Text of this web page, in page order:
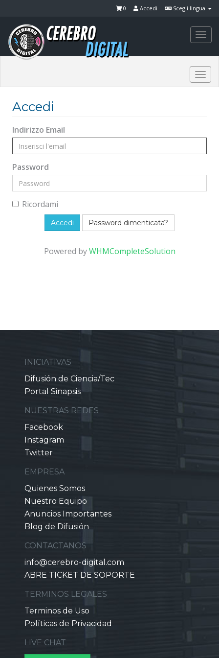
Scegli lingua
Accedi
0
Accedi
Indirizzo Email
Password
Ricordami
Password dimenticata?
Powered byWHMCompleteSolution
INICIATIVAS
Difusión de Ciencia/Tec
Portal Sinapsis
NUESTRAS REDES
Facebook
Instagram
Twitter
EMPRESA
Quienes Somos
Nuestro Equipo
Anuncios Importantes
Blog de Difusión
CONTACTANOS
info@cerebro-digital.com
ABRE TICKET DE SOPORTE
TERMINOS LEGALES
Terminos de Uso
Políticas de Privacidad
LIVE CHAT